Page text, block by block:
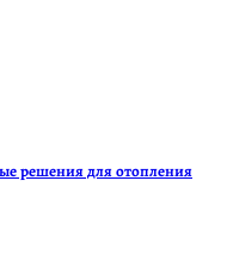
решения для отопления